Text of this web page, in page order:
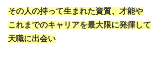
その人の持って生まれた資質、才能や
これまでのキャリアを最大限に発揮して
天職に出会い